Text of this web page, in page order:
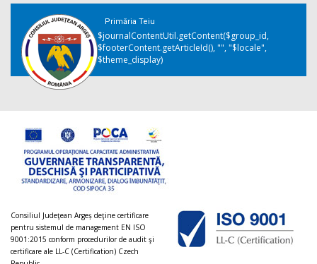
Primăria Teiu
$journalContentUtil.getContent($group_id,
$footerContent.getArticleId(), "", "$locale",
$theme_display)
Consiliul Judeţean Argeș deţine certificare
pentru sistemul de management EN ISO
9001:2015 conform procedurilor de audit şi
certificare ale LL-C (Certification) Czech